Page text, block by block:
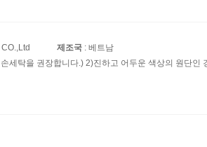
제조국 : 베트남
세탁을 권장합니다.) 2)진하고 어두운 색상의 원단인